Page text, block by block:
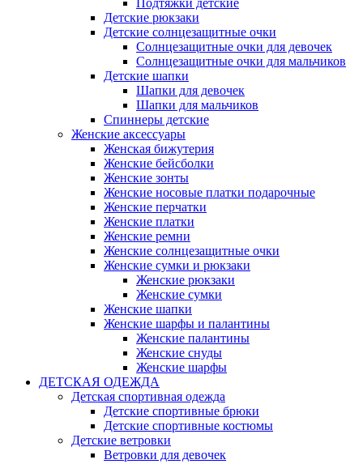
Подтяжки детские
Детские рюкзаки
Детские солнцезащитные очки
Солнцезащитные очки для девочек
Солнцезащитные очки для мальчиков
Детские шапки
Шапки для девочек
Шапки для мальчиков
Спиннеры детские
Женские аксессуары
Женская бижутерия
Женские бейсболки
Женские зонты
Женские носовые платки подарочные
Женские перчатки
Женские платки
Женские ремни
Женские солнцезащитные очки
Женские сумки и рюкзаки
Женские рюкзаки
Женские сумки
Женские шапки
Женские шарфы и палантины
Женские палантины
Женские снуды
Женские шарфы
ДЕТСКАЯ ОДЕЖДА
Детская спортивная одежда
Детские спортивные брюки
Детские спортивные костюмы
Детские ветровки
Ветровки для девочек